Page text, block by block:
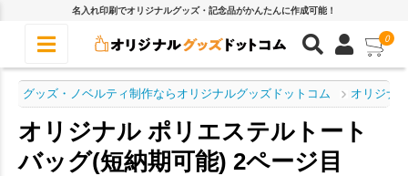
名入れ印刷でオリジナルグッズ・記念品がかんたんに作成可能！
0
グッズ・ノベルティ制作ならオリジナルグッズドットコム オリジナ
オリジナル ポリエステルトート
バッグ(短納期可能) 2ページ目